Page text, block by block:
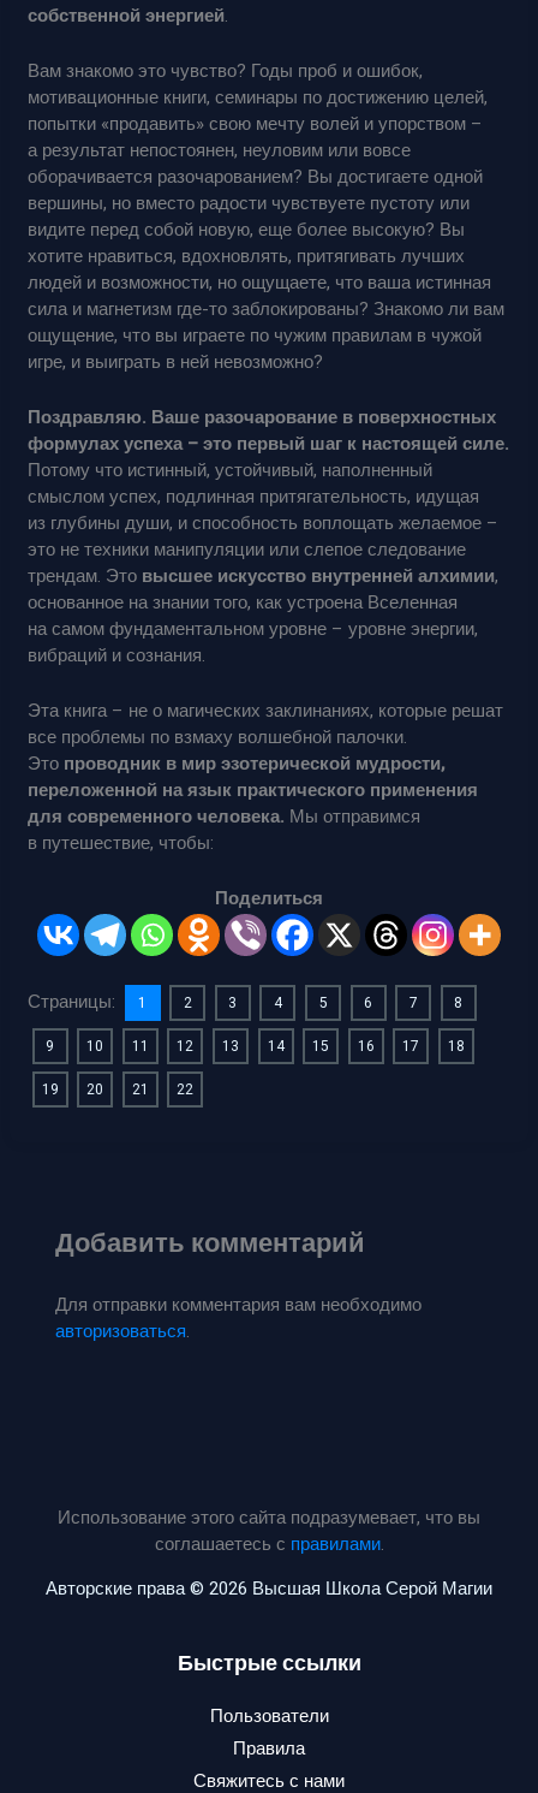
собственной энергией.
Вам знакомо это чувство? Годы проб и ошибок,
мотивационные книги, семинары по достижению целей,
попытки «продавить» свою мечту волей и упорством –
а результат непостоянен, неуловим или вовсе
оборачивается разочарованием? Вы достигаете одной
вершины, но вместо радости чувствуете пустоту или
видите перед собой новую, еще более высокую? Вы
хотите нравиться, вдохновлять, притягивать лучших
людей и возможности, но ощущаете, что ваша истинная
сила и магнетизм где-то заблокированы? Знакомо ли вам
ощущение, что вы играете по чужим правилам в чужой
игре, и выиграть в ней невозможно?
Поздравляю. Ваше разочарование в поверхностных
формулах успеха – это первый шаг к настоящей силе.
Потому что истинный, устойчивый, наполненный
смыслом успех, подлинная притягательность, идущая
из глубины души, и способность воплощать желаемое –
это не техники манипуляции или слепое следование
трендам. Это высшее искусство внутренней алхимии,
основанное на знании того, как устроена Вселенная
на самом фундаментальном уровне – уровне энергии,
вибраций и сознания.
Эта книга – не о магических заклинаниях, которые решат
все проблемы по взмаху волшебной палочки.
Это проводник в мир эзотерической мудрости,
переложенной на язык практического применения
для современного человека. Мы отправимся
в путешествие, чтобы:
Поделиться
Страницы: 1 2 3 4 5 6 7
8
9
10 11 12 13 14 15 16 17
18
19
20 21 22
Добавить комментарий
Для отправки комментария вам необходимо
авторизоваться.
Использование этого сайта подразумевает, что вы
соглашаетесь с правилами.
Авторские права © 2026 Высшая Школа Серой Магии
Быстрые ссылки
Пользователи
Правила
Свяжитесь с нами